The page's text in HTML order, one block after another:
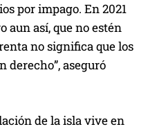
por impago. En 2021
aun así, que no estén
no significa que los
aseguró
de la isla vive en